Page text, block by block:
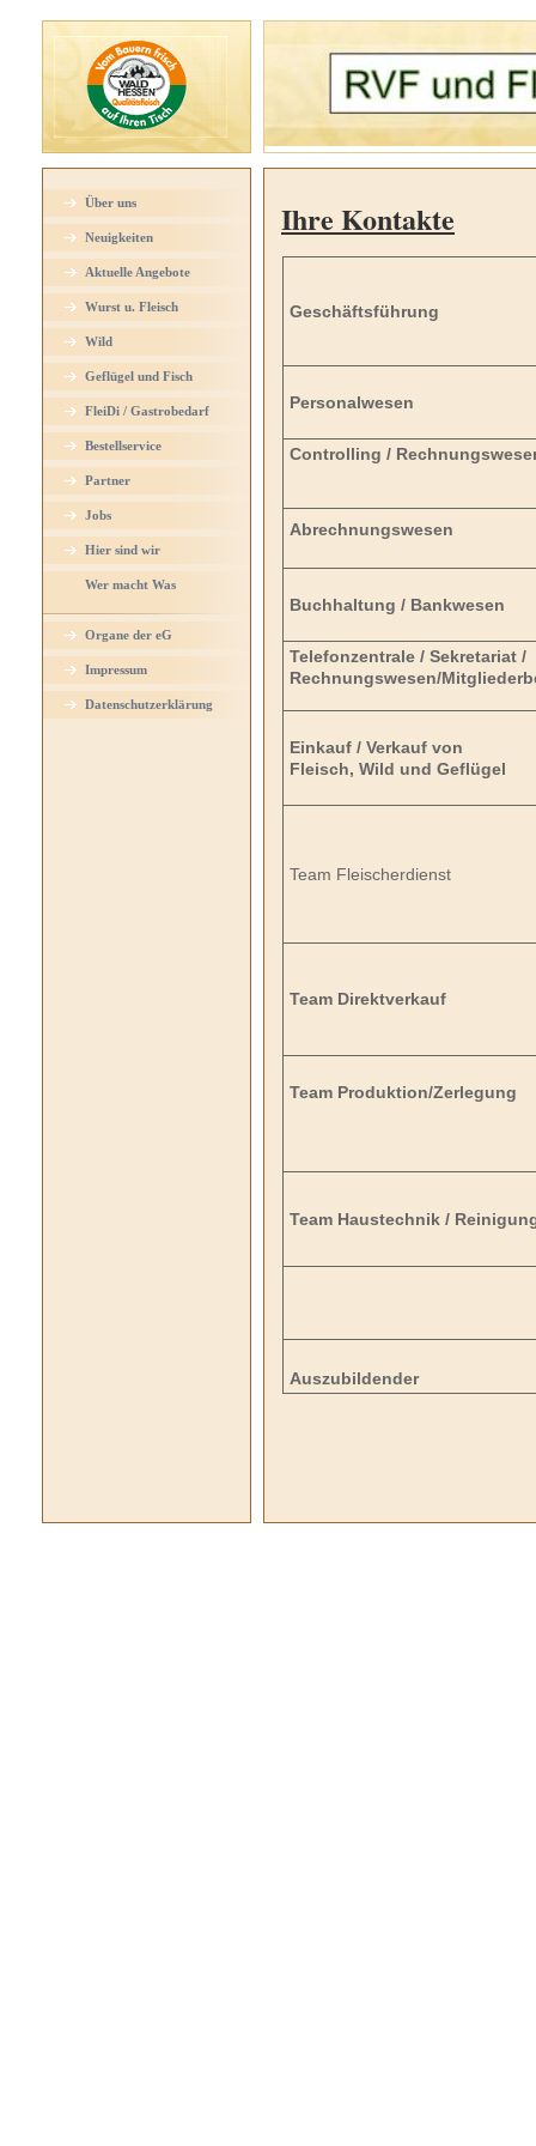
Über uns
Neuigkeiten
Aktuelle Angebote
Wurst u. Fleisch
Wild
Geflügel und Fisch
FleiDi / Gastrobedarf
Bestellservice
Partner
Jobs
Hier sind wir
Wer macht Was
Organe der eG
Impressum
Datenschutzerklärung
Ihre Kontakte
Geschäftsführung
Personalwesen
Controlling /
Abrechnungswesen
Buchhaltung / Bankwesen
Telefonzentrale / Sekretariat /
Rechnungswesen/
Einkauf / Verkauf von
Fleisch, Wild und Geflügel
Team Fleischerdienst
Team Direktverkauf
Team Produktion/Zerlegung
Team Haustechnik /
Auszubildender